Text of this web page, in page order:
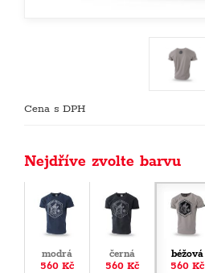
Cena s DPH
Nejdříve zvolte barvu
modrá
560 Kč
černá
560 Kč
béžová
560 Kč